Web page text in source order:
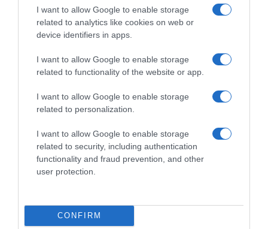
I want to allow Google to enable storage
related to analytics like cookies on web or
device identifiers in apps.
I want to allow Google to enable storage
related to functionality of the website or app.
I want to allow Google to enable storage
related to personalization.
I want to allow Google to enable storage
related to security, including authentication
functionality and fraud prevention, and other
user protection.
CONFIRM
ROTEIRO
Tome nota das propostas para este fim-de-
semana nos vários espaços da Savoy
22 Nov 10:46